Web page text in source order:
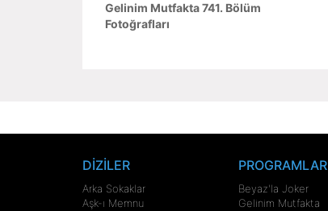
Gelinim Mutfakta 741. Bölüm
Fotoğrafları
DİZİLER
Arka Sokaklar
Aşk-ı Memnu
PROGRAMLAR
Beyaz'la Joker
Gelinim Mutfakta